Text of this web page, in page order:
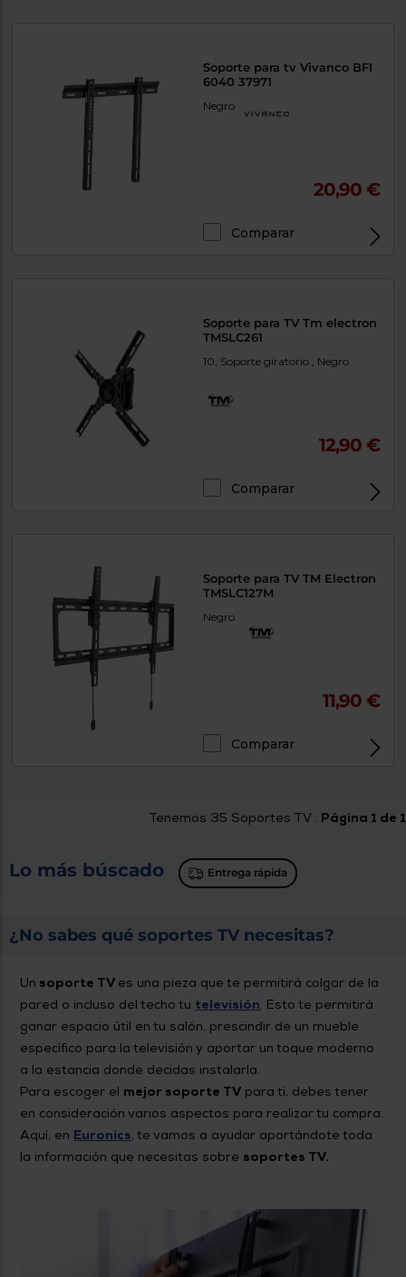
Soporte para tv Vivanco BFI
6040 37971
Negro
20,90 €
Comparar
Soporte para TV Tm electron
TMSLC261
10, Soporte giratorio , Negro
12,90 €
Comparar
Soporte para TV TM Electron
TMSLC127M
Negro
11,90 €
Comparar
Tenemos 35 Soportes TV . Página 1 de 1
Lo más búscado Entrega rápida
¿No sabes qué soportes TV necesitas?
Un soporte TV es una pieza que te permitirá colgar de la
pared o incluso del techo tu televisión. Esto te permitirá
ganar espacio útil en tu salón, prescindir de un mueble
específico para la televisión y aportar un toque moderno
a la estancia donde decidas instalarla.
Para escoger el mejor soporte TV para ti, debes tener
en consideración varios aspectos para realizar tu compra.
Aquí, en Euronics, te vamos a ayudar aportándote toda
la información que necesitas sobre soportes TV.